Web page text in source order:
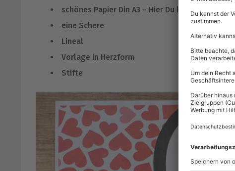
schönes Papier Din A3 – Hier Du kannst auch
eine Schere
Lineal
Vorlage in Herzform
Stifte